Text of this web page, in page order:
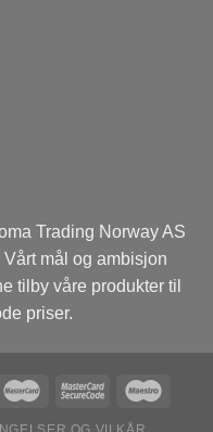
Trading Norway AS
mål og ambisjon
tilby våre produkter til
priser.